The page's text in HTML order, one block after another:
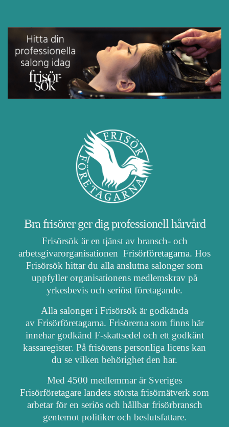
Bra frisörer ger dig professionell hårvård
Frisörsök är en tjänst av bransch- och
arbetsgivarorganisationen Frisörföretagarna. Hos
Frisörsök hittar du alla anslutna salonger som
uppfyller organisationens medlemskrav på
yrkesbevis och seriöst företagande.
Alla salonger i Frisörsök är godkända
av Frisörföretagarna. Frisörerna som finns här
innehar godkänd F-skattsedel och ett godkänt
kassaregister. På frisörens personliga licens kan
du se vilken behörighet den har.
Med 4500 medlemmar är Sveriges
Frisörföretagare landets största frisörnätverk som
arbetar för en seriös och hållbar frisörbransch
gentemot politiker och beslutsfattare.